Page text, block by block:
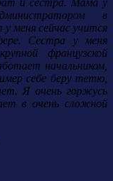
и сестра. Мама у
в
у меня сейчас учится
Сестра у меня
французской
начальником,
себе беру тетю,
Я очень горжусь
в очень сложной